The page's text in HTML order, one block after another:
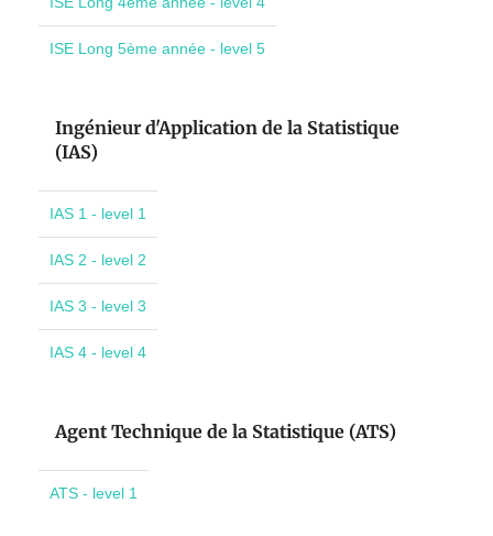
ISE Long 5ème année - level 5
Ingénieur d'Application de la Statistique
(IAS)
IAS 1 - level 1
IAS 2 - level 2
IAS 3 - level 3
IAS 4 - level 4
Agent Technique de la Statistique (ATS)
ATS - level 1